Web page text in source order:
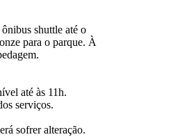
shuttle até o
para o parque. À
até às 11h.
serviços.
sofrer alteração.